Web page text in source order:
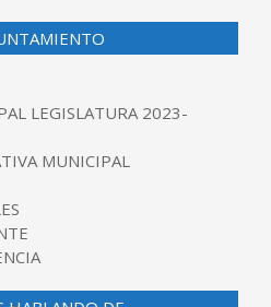
LEGISLATURA 2023-
MUNICIPAL